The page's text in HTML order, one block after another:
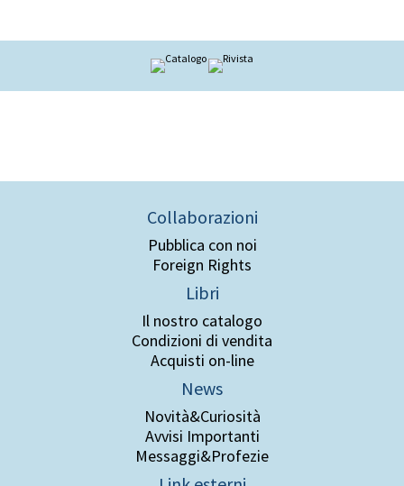
Collaborazioni
Pubblica con noi
Foreign Rights
Libri
Il nostro catalogo
Condizioni di vendita
Acquisti on-line
News
Novità&Curiosità
Avvisi Importanti
Messaggi&Profezie